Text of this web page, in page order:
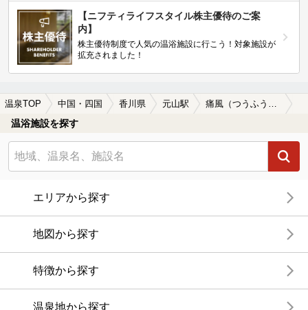
【ニフティライフスタイル株主優待のご案
内】
株主優待制度で人気の温浴施設に行こう！対象施設が
拡充されました！
温泉TOP 中国・四国 香川県 元山駅 痛風（つうふう）に効能がある元山駅近くの温泉、日帰り温泉、スーパー銭湯おすすめ
温浴施設を探す
エリアから探す
地図から探す
特徴から探す
温泉地から探す